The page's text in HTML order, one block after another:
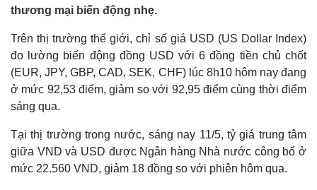
thương mại biến động nhẹ.
Trên thị trường thế giới, chỉ số giá USD (US Dollar Index)
đo lường biến động đồng USD với 6 đồng tiền chủ chốt
(EUR, JPY, GBP, CAD, SEK, CHF) lúc 8h10 hôm nay đang
ở mức 92,53 điểm, giảm so với 92,95 điểm cùng thời điểm
sáng qua.
Tại thị trường trong nước, sáng nay 11/5, tỷ giá trung tâm
giữa VND và USD được Ngân hàng Nhà nước công bố ở
mức 22.560 VND, giảm 18 đồng so với phiên hôm qua.